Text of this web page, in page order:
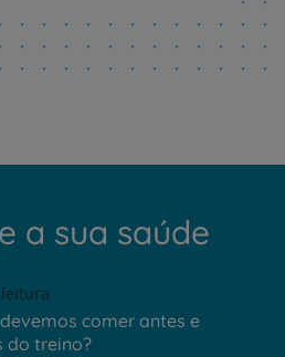
a sua saúde
comer antes e
do treino?